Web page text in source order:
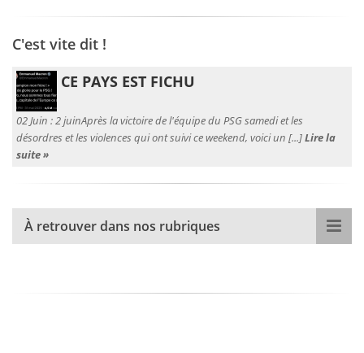
C'est vite dit !
CE PAYS EST FICHU
02 Juin :2 juinAprès la victoire de l'équipe du PSG samedi et les
désordres et les violences qui ont suivi ce weekend, voici un [...]Lire la
suite »
À retrouver dans nos rubriques